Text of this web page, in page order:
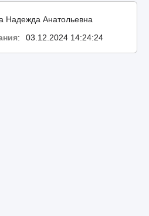
Надежда Анатольевна
: 03.12.2024 14:24:24